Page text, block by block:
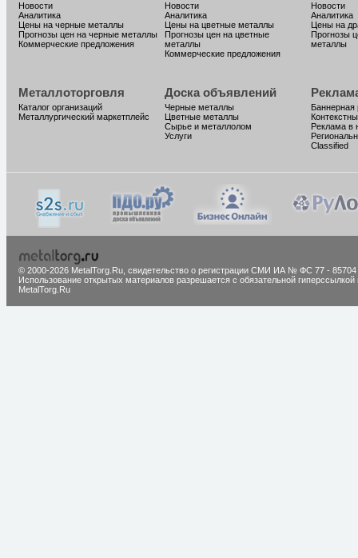
Новости
Аналитика
Цены на черные металлы
Прогнозы цен на черные металлы
Коммерческие предложения
Новости
Аналитика
Цены на цветные металлы
Прогнозы цен на цветные
металлы
Коммерческие предложения
Новости
Аналитика
Цены на
Прогнозы
металлы
Металлоторговля
Каталог организаций
Металлургический маркетплейс
Доска объявлений
Черные металлы
Цветные металлы
Сырье и металлолом
Услуги
Баннерная
Реклама в
Classified
© 2000-2026 MetalTorg.Ru, cвидетельство о регистрации СМИ ИА № ФС 77 - 85704
Использование открытых материалов разрешается с обязательной гиперссылкой
MetalTorg.Ru